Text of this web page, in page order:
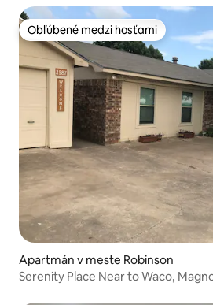
Obľúbené medzi hosťami
Obľúbené medzi hosťami
Apartmán v meste Robinson
Serenity Place Near to Waco,